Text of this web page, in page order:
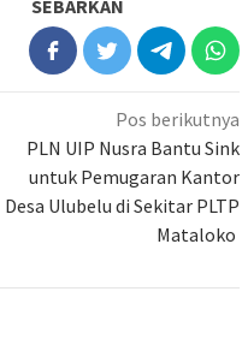
SEBARKAN
Pos berikutnya
PLN UIP Nusra Bantu Sink
untuk Pemugaran Kantor
Desa Ulubelu di Sekitar PLTP
Mataloko